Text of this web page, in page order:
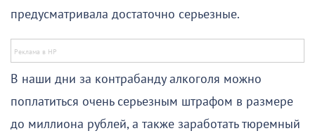
предусматривала достаточно серьезные.
В наши дни за контрабанду алкоголя можно
поплатиться очень серьезным штрафом в размере
до миллиона рублей, а также заработать тюремный